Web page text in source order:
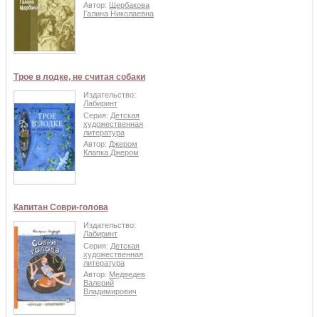
Автор:
Щербакова
Галина Николаевна
Трое в лодке, не считая собаки
Издательство:
Лабиринт
Серия: Детская
художественная
литература
Автор: Джером
Клапка Джером
Капитан Соври-голова
Издательство:
Лабиринт
Серия: Детская
художественная
литература
Автор: Медведев
Валерий
Владимирович